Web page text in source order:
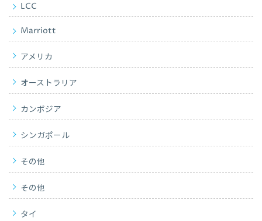
LCC
Marriott
アメリカ
オーストラリア
カンボジア
シンガポール
その他
その他
タイ